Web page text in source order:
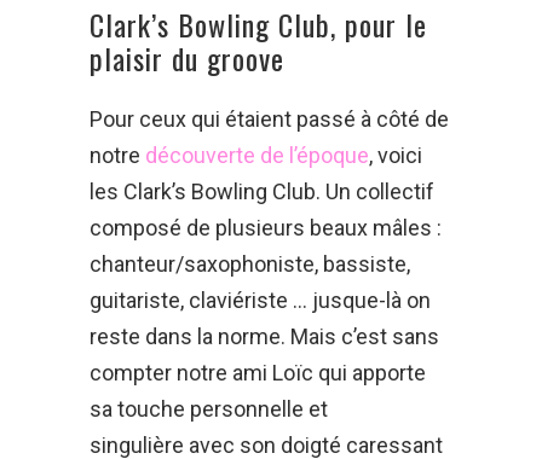
Clark’s Bowling Club, pour le
plaisir du groove
Pour ceux qui étaient passé à côté de
notre découverte de l’époque, voici
les Clark’s Bowling Club. Un collectif
composé de plusieurs beaux mâles :
chanteur/saxophoniste, bassiste,
guitariste, claviériste … jusque-là on
reste dans la norme. Mais c’est sans
compter notre ami Loïc qui apporte
sa touche personnelle et
singulière avec son doigté caressant